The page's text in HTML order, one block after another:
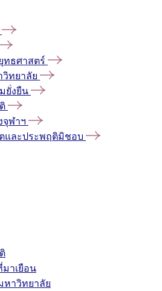
ทธศาสตร์
ทยาลัย
ยั่งยืน
จุฬาฯ
และประพฤติมิชอบ
าเยือน
หาวิทยาลัย